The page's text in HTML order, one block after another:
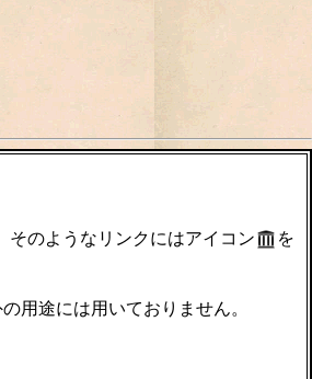
そのようなリンクにはアイコン
を
用途には用いておりません。